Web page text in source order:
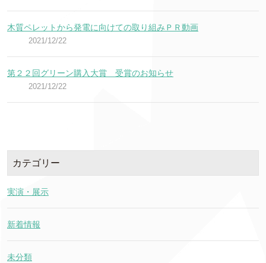
木質ペレットから発電に向けての取り組みＰＲ動画
2021/12/22
第２２回グリーン購入大賞 受賞のお知らせ
2021/12/22
カテゴリー
実演・展示
新着情報
未分類